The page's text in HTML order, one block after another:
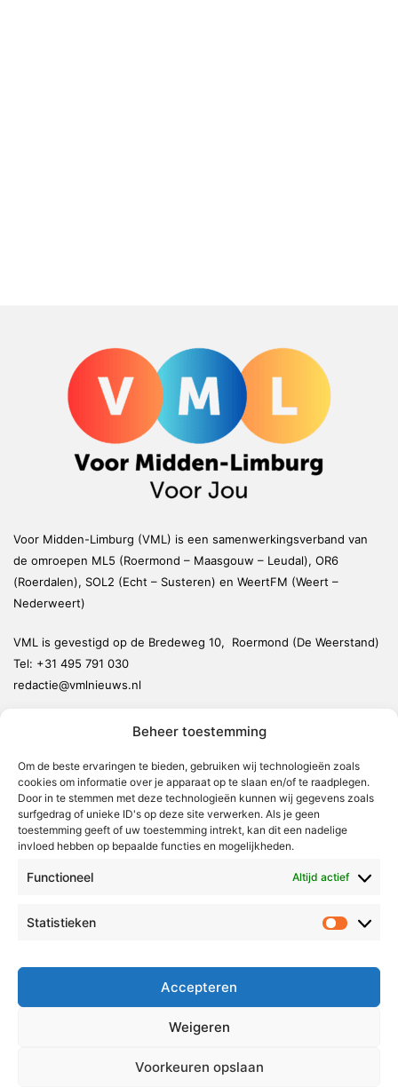
Beheer toestemming
Om de beste ervaringen te bieden, gebruiken wij technologieën zoals
cookies om informatie over je apparaat op te slaan en/of te raadplegen.
Door in te stemmen met deze technologieën kunnen wij gegevens zoals
surfgedrag of unieke ID's op deze site verwerken. Als je geen
toestemming geeft of uw toestemming intrekt, kan dit een nadelige
invloed hebben op bepaalde functies en mogelijkheden.
Functioneel Altijd actief
Statistieken
Accepteren
Weigeren
Voorkeuren opslaan
Voor Midden-Limburg (VML) is een samenwerkingsverband van
de omroepen ML5 (Roermond – Maasgouw – Leudal), OR6
(Roerdalen), SOL2 (Echt – Susteren) en WeertFM (Weert –
Nederweert)
VML is gevestigd op de Bredeweg 10, Roermond (De Weerstand)
Tel: +31 495 791 030
redactie@vmlnieuws.nl
Leudal
Maasgouw
Echt-Susteren
Radio & TV